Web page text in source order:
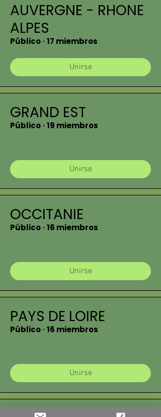
AUVERGNE - RHONE
ALPES
Público ·17 miembros
Unirse
GRAND EST
Público ·19 miembros
Unirse
OCCITANIE
Público ·16 miembros
Unirse
PAYS DE LOIRE
Público ·16 miembros
Unirse